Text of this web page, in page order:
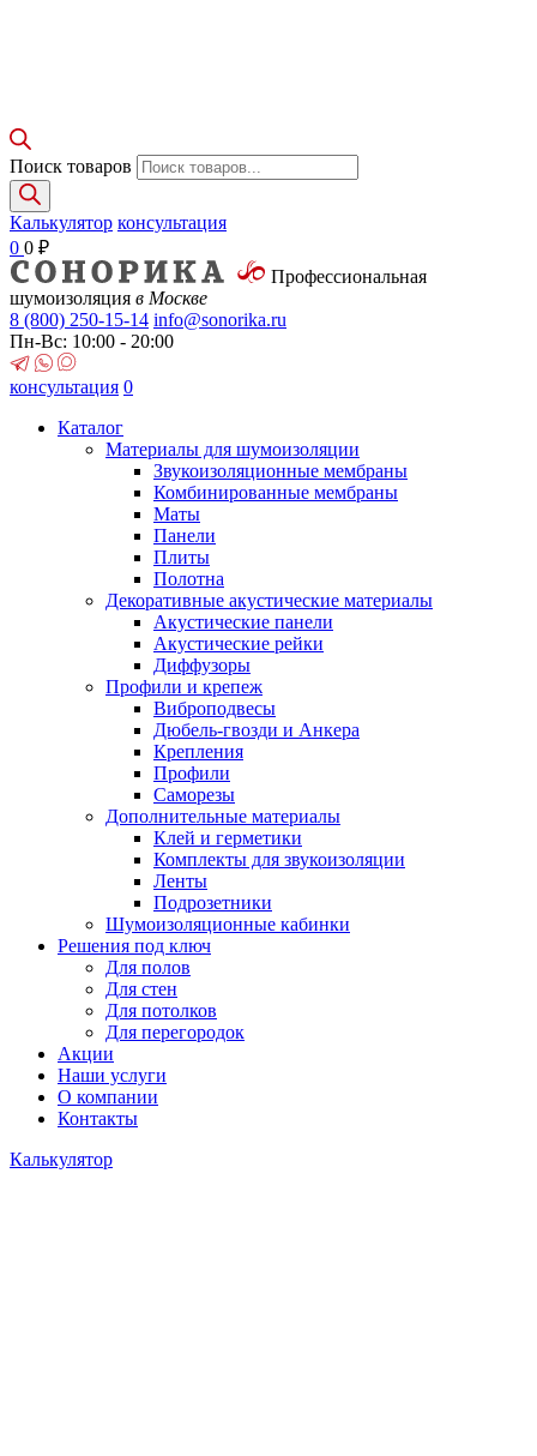
Поиск товаров
Калькулятор консультация
0 0 ₽
Профессиональная
шумоизоляция в Москве
8 (800) 250-15-14 info@sonorika.ru
Пн-Вс: 10:00 - 20:00
консультация 0
Каталог
Материалы для шумоизоляции
Звукоизоляционные мембраны
Комбинированные мембраны
Маты
Панели
Плиты
Полотна
Декоративные акустические материалы
Акустические панели
Акустические рейки
Диффузоры
Профили и крепеж
Виброподвесы
Дюбель-гвозди и Анкера
Крепления
Профили
Саморезы
Дополнительные материалы
Клей и герметики
Комплекты для звукоизоляции
Ленты
Подрозетники
Шумоизоляционные кабинки
Решения под ключ
Для полов
Для стен
Для потолков
Для перегородок
Акции
Наши услуги
О компании
Контакты
Калькулятор